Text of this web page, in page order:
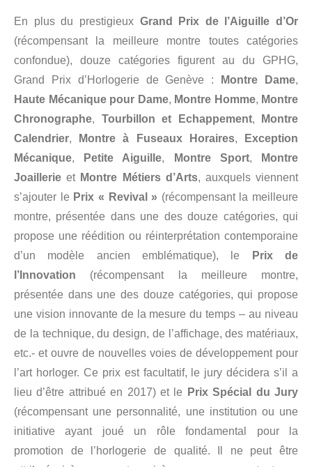
En plus du prestigieux Grand Prix de l’Aiguille d’Or
(récompensant la meilleure montre toutes catégories
confondue), douze catégories figurent au du GPHG,
Grand Prix d’Horlogerie de Genève :
Montre Dame,
Haute Mécanique pour Dame, Montre Homme, Montre
Chronographe, Tourbillon et Echappement,
Montre
Calendrier, Montre à Fuseaux Horaires,
Exception
Mécanique, Petite Aiguille, Montre Sport,
Montre
Joaillerie et Montre Métiers d’Arts, auxquels viennent
s’ajouter le Prix « Revival » (récompensant la meilleure
montre, présentée dans une des douze catégories, qui
propose une réédition ou réinterprétation contemporaine
d’un modèle ancien emblématique), le
Prix de
l’Innovation (récompensant la meilleure montre,
présentée dans une des douze catégories, qui propose
une vision innovante de la mesure du temps – au niveau
de la technique, du design, de l’affichage, des matériaux,
etc.- et ouvre de nouvelles voies de développement pour
l’art horloger. Ce prix est facultatif, le jury décidera s’il a
lieu d’être attribué en 2017) et le
Prix Spécial du Jury
(récompensant une personnalité, une institution ou une
initiative ayant joué un rôle fondamental pour la
promotion de l’horlogerie de qualité. Il ne peut être